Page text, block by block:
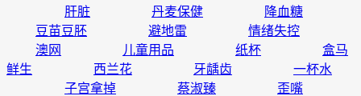
肝脏
丹麦保健
降血糖
豆苗豆胚
避地雷
情绪失控
澳网
儿童用品 纸杯
盒马
鲜生
西兰花 牙龋齿
一杯水
子宫拿掉
蔡淑臻
歪嘴